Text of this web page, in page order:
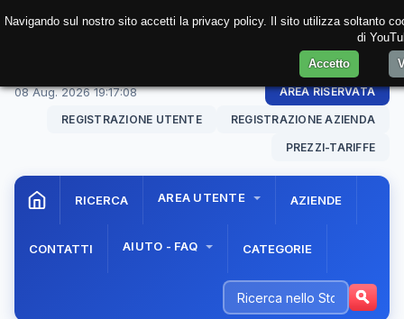
08 Aug. 202619:17:08 AREA RISERVATA
REGISTRAZIONE UTENTE REGISTRAZIONE AZIENDA
PREZZI-TARIFFE
RICERCA AREA UTENTE AZIENDE
CONTATTI AIUTO - FAQ CATEGORIE
Navigando sul nostro sito accetti la privacy policy. Il sito utilizza soltanto
di
Accetto